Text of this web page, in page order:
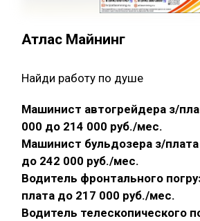
Атлас Майнинг
Найди работу по душе
Машинист автогрейдера з/
000 до 214 000 руб./мес.
Машинист бульдозера з/
до 242 000 руб./мес.
Водитель фронтального
плата до 217 000 руб./мес.
Водитель телескопического